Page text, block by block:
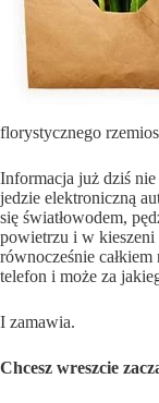
florystycznego
Informacja już dziś
jedzie elektroniczną
się światłowodem,
powietrzu i w kieszeni
równocześnie
telefon i może za
I zamawia.
Chcesz wreszcie